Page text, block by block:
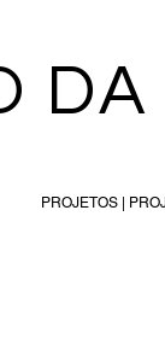
PROJETOS |